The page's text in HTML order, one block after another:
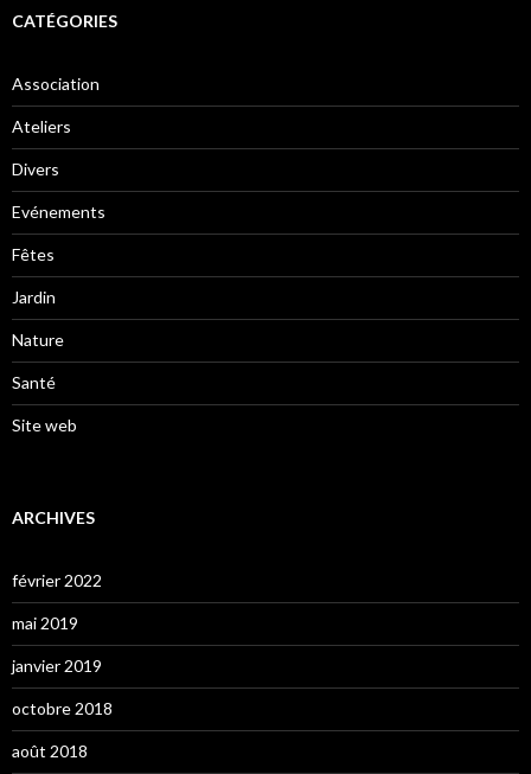
CATÉGORIES
Association
Ateliers
Divers
Evénements
Fêtes
Jardin
Nature
Santé
Site web
ARCHIVES
février 2022
mai 2019
janvier 2019
octobre 2018
août 2018